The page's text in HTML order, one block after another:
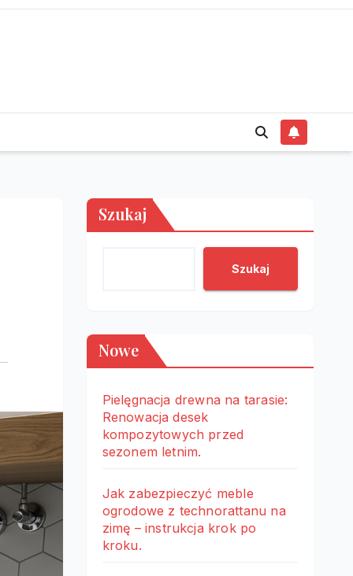
Szukaj
Szukaj
Nowe
Pielęgnacja drewna na tarasie:
Renowacja desek
kompozytowych przed
sezonem letnim.
Jak zabezpieczyć meble
ogrodowe z technorattanu na
zimę – instrukcja krok po
kroku.